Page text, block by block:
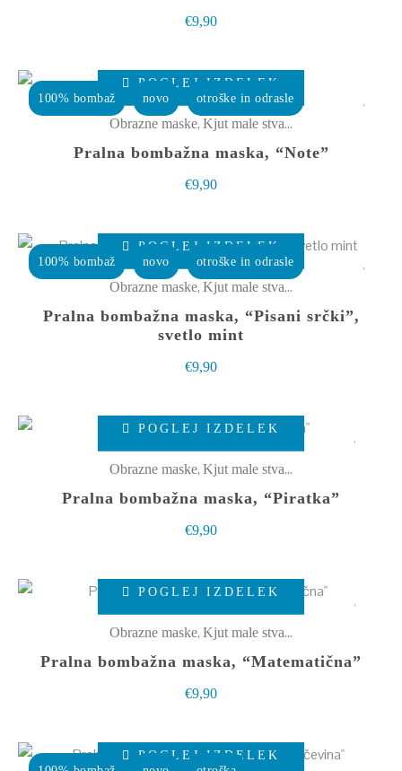
€9,90
100% bombaž novo otroške in odrasle
POGLEJ IZDELEK
Ta
več
izberete
na
izdelka
Obrazne maske, Kjut male stvarce
Pralna bombažna maska, “Note”
€9,90
100% bombaž novo otroške in odrasle
POGLEJ IZDELEK
Ta
več
na
Obrazne maske, Kjut male stvarce
Pralna bombažna maska, “Pisani srčki”,
svetlo mint
€9,90
POGLEJ IZDELEK
Ta
več
izberete
na
izdelka
Obrazne maske, Kjut male stvarce
Pralna bombažna maska, “Piratka”
€9,90
POGLEJ IZDELEK
Ta
več
izberete
Obrazne maske, Kjut male stvarce
Pralna bombažna maska, “Matematična”
€9,90
POGLEJ IZDELEK
Ta